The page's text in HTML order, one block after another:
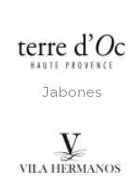
Jabones